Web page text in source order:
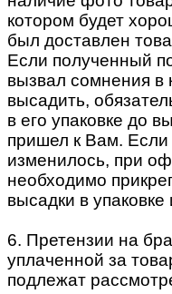
котором будет
был доставлен
Если полученный
вызвал сомнения в
высадить,
в его упаковке до
пришел к Вам. Если
изменилось, при
необходимо
высадки в
6. Претензии на
уплаченной за
подлежат